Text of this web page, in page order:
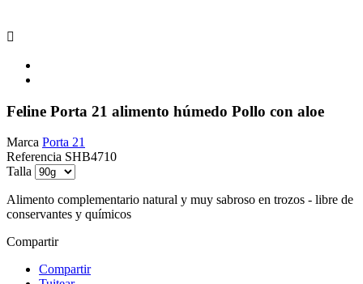

Feline Porta 21 alimento húmedo Pollo con aloe
Marca Porta 21
Referencia SHB4710
Talla
Alimento complementario natural y muy sabroso en trozos - libre de
conservantes y químicos
Compartir
Compartir